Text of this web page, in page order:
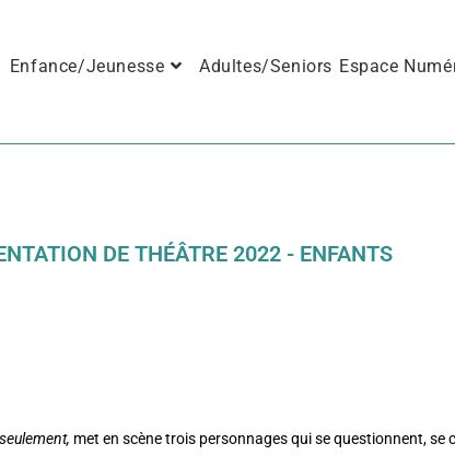
Enfance/Jeunesse Adultes/Seniors Espace
DE THÉÂTRE 2022 - ENFANTS
met en scène trois personnages qui se questionnent, se